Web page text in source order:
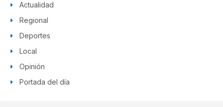
Actualidad
Regional
Deportes
Local
Opinión
Portada del día